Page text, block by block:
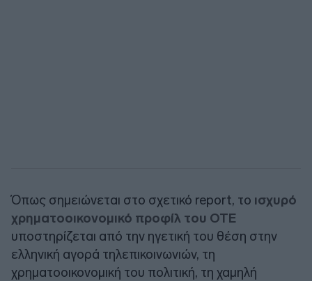
Όπως σημειώνεται στο σχετικό report, το ισχυρό
χρηματοοικονομικό προφίλ του ΟΤΕ
υποστηρίζεται από την ηγετική του θέση στην
ελληνική αγορά τηλεπικοινωνιών, τη
χρηματοοικονομική του πολιτική, τη χαμηλή